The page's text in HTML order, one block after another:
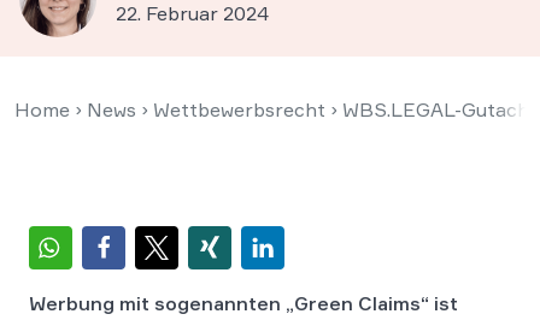
22. Februar 2024
Home › News › Wettbewerbsrecht › WBS.LEGAL-
Werbung mit sogenannten „Green Claims“ ist